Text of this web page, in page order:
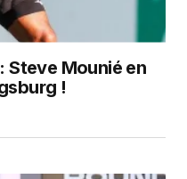
Steve Mounié en
!